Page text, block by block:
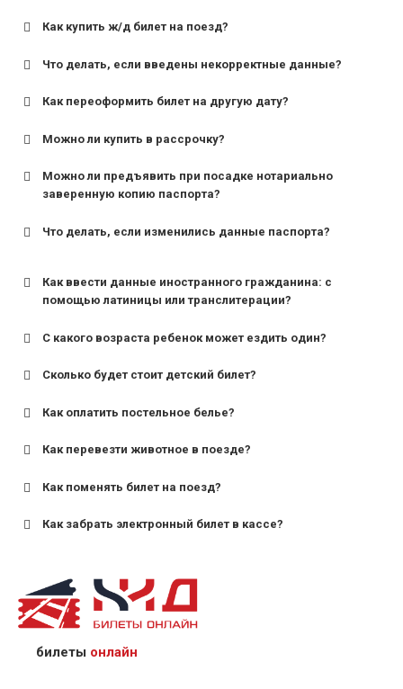
Как купить ж/д билет на поезд?
Что делать, если введены некорректные данные?
Как переоформить билет на другую дату?
Можно ли купить в рассрочку?
Можно ли предъявить при посадке нотариально
заверенную копию паспорта?
Что делать, если изменились данные паспорта?
Как ввести данные иностранного гражданина: с
помощью латиницы или транслитерации?
С какого возраста ребенок может ездить один?
для поездов дальнего следования — от 10 лет и
для пригородных поездов — от 7 лет.
Сколько будет стоит детский билет?
Как оплатить постельное белье?
Как перевезти животное в поезде?
Как поменять билет на поезд?
Как забрать электронный билет в кассе?
назвав кассиру 14-значный номер заказа;
предъявив удостоверение личности пассажира, на
кого оформлен билет.
билеты онлайн